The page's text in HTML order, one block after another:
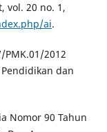
vol. 20 no. 1,
ai.
2012
dan
Nomor 90 Tahun